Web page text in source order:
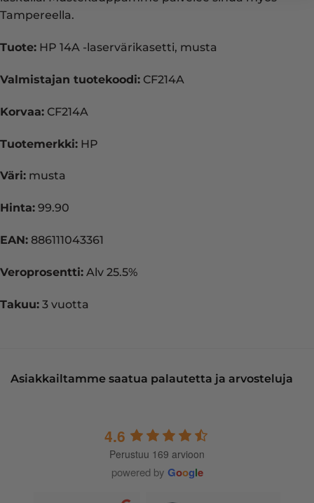
Tampereella.
Tuote: HP 14A -laservärikasetti, musta
Valmistajan tuotekoodi: CF214A
Korvaa: CF214A
Tuotemerkki: HP
Väri: musta
Hinta: 99.90
EAN: 886111043361
Veroprosentti: Alv 25.5%
Takuu: 3 vuotta
Asiakkailtamme saatua palautetta ja arvosteluja
4.6
Perustuu 169 arvioon
powered by Google